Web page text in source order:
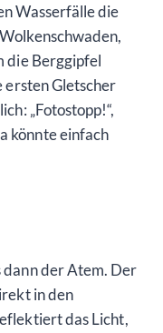
Wasserfälle die
die Berggipfel
ersten Gletscher
„Fotostopp!“,
könnte einfach
dann der Atem. Der
in den
das Licht,